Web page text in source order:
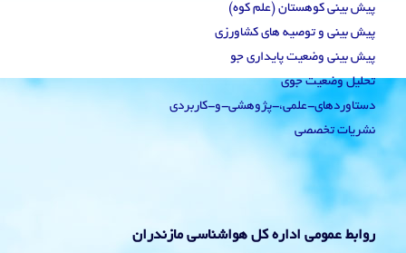
پیش بینی کوهستان (علم کوه)
پیش بینی و توصیه های کشاورزی
پیش بینی وضعیت پایداری جو
تحلیل وضعیت جوی
دستاوردهای-علمی،-پژوهشی-و-کاربردی
نشریات تخصصی
روابط عمومی اداره کل هواشناسی مازندران